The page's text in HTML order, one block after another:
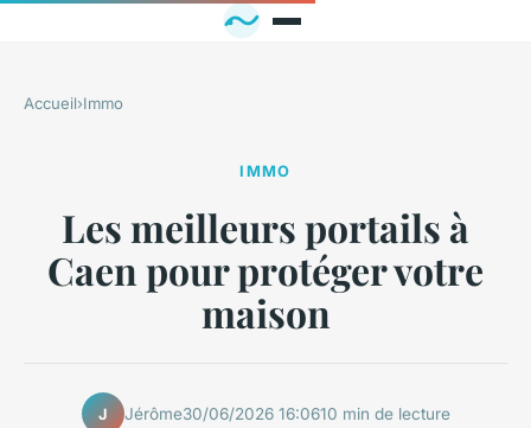
Accueil›Immo
IMMO
Les meilleurs portails à
Caen pour protéger votre
maison
J Jérôme30/06/2026 16:0610 min de lecture